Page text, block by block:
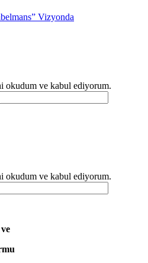
Vizyonda
okudum ve kabul ediyorum.
okudum ve kabul ediyorum.